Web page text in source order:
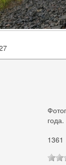
года.
1361